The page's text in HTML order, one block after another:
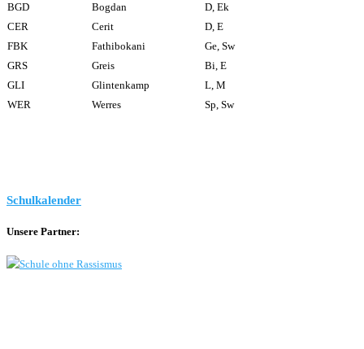
BGD
Bogdan
D, Ek
CER
Cerit
D, E
FBK
Fathibokani
Ge, Sw
GRS
Greis
Bi, E
GLI
Glintenkamp
L, M
WER
Werres Sp, Sw
Schulkalender
Unsere Partner: